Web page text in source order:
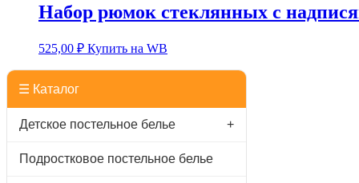
Набор рюмок стеклянных с
525,00 ₽ Купить на WB
☰ Каталог
Детское постельное белье +
Подростковое постельное белье